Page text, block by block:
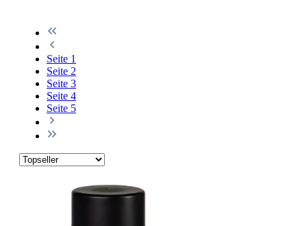
Seite 1
Seite 2
Seite 3
Seite 4
Seite 5